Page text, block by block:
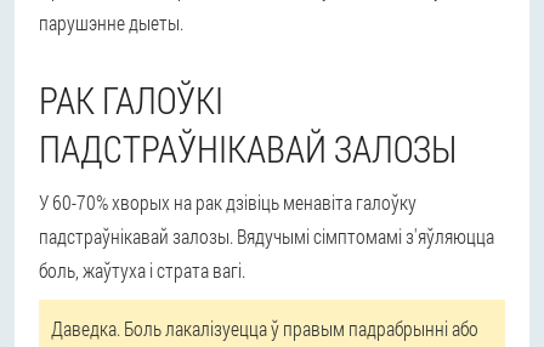
парушэнне дыеты.
РАК ГАЛОЎКІ
ПАДСТРАЎНІКАВАЙ ЗАЛОЗЫ
У 60-70% хворых на рак дзівіць менавіта галоўку
падстраўнікавай залозы. Вядучымі сімптомамі з'яўляюцца
боль, жаўтуха і страта вагі.
Даведка. Боль лакалізуецца ў правым падрабрынні або